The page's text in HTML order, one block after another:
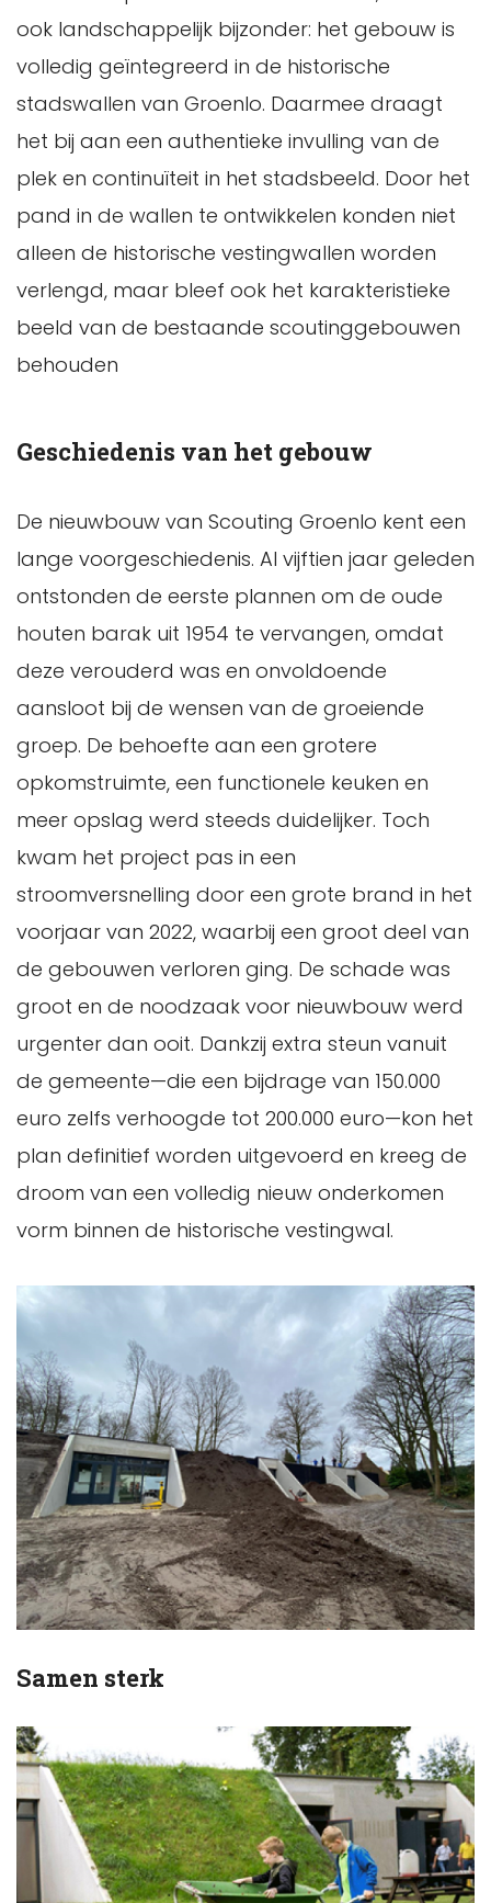
ook landschappelijk bijzonder: het gebouw is
volledig geïntegreerd in de historische
stadswallen van Groenlo. Daarmee draagt
het bij aan een authentieke invulling van de
plek en continuïteit in het stadsbeeld. Door het
pand in de wallen te ontwikkelen konden niet
alleen de historische vestingwallen worden
verlengd, maar bleef ook het karakteristieke
beeld van de bestaande scoutinggebouwen
behouden
Geschiedenis van het gebouw
De nieuwbouw van Scouting Groenlo kent een
lange voorgeschiedenis. Al vijftien jaar geleden
ontstonden de eerste plannen om de oude
houten barak uit 1954 te vervangen, omdat
deze verouderd was en onvoldoende
aansloot bij de wensen van de groeiende
groep. De behoefte aan een grotere
opkomstruimte, een functionele keuken en
meer opslag werd steeds duidelijker. Toch
kwam het project pas in een
stroomversnelling door een grote brand in het
voorjaar van 2022, waarbij een groot deel van
de gebouwen verloren ging. De schade was
groot en de noodzaak voor nieuwbouw werd
urgenter dan ooit. Dankzij extra steun vanuit
de gemeente—die een bijdrage van 150.000
euro zelfs verhoogde tot 200.000 euro—kon het
plan definitief worden uitgevoerd en kreeg de
droom van een volledig nieuw onderkomen
vorm binnen de historische vestingwal.
Samen sterk